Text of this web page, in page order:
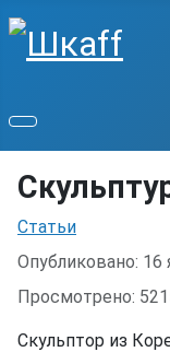
Информация о
Статьи
Опубликовано: 16
Просмотрено:
Скульптор из